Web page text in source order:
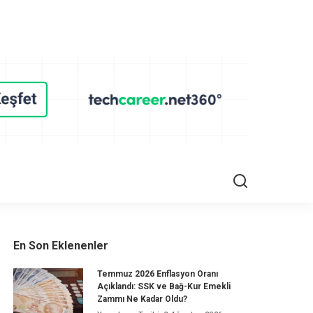
En Son Eklenenler
Temmuz 2026 Enflasyon Oranı
Açıklandı: SSK ve Bağ-Kur Emekli
Zammı Ne Kadar Oldu?